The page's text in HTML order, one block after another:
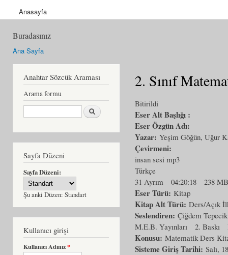
Anasayfa
Buradasınız
Ana Sayfa
Anahtar Sözcük Araması
Arama formu
Ara
Sayfa Düzeni
Sayfa Düzeni:
Şu anki Düzen: Standart
Kullanıcı girişi
Kullanıcı Adınız*
2. Sınıf
Bitirildi
Eser Alt Başlığı :
Eser Özgün Adı:
Yazar: Yeşim Göğün, Uğur
Çevirmeni:
insan sesi mp3
Türkçe
31 Ayrım
04:20:18 238 MB
Eser Türü: Kitap
Kitap Alt Türü: Ders/Açık
Seslendiren: Çiğdem Tepecik
M.E.B. Yayınları
2. Baskı
Konusu: Matematik Ders
Sisteme Giriş Tarihi: Salı,